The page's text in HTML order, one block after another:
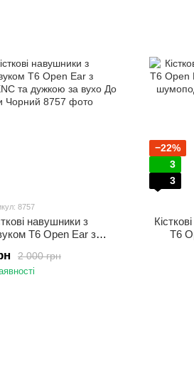
8757
навушники з
T6 Open Ear з
роботи Чорний
2 000 грн
−22%
3
3
T6